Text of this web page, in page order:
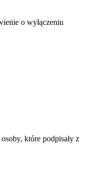
o wyłączeniu
które podpisały z